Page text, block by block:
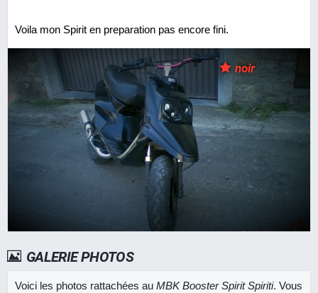
Voila mon Spirit en preparation pas encore fini.
noir
GALERIE PHOTOS
Voici les photos rattachées au MBK Booster Spirit Spiriti. Vous